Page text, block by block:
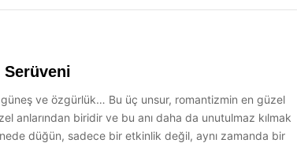
ve özgürlük… Bu üç unsur, romantizmin en güzel
anlarından biridir ve bu anı daha da unutulmaz kılmak
düğün, sadece bir etkinlik değil, aynı zamanda bir